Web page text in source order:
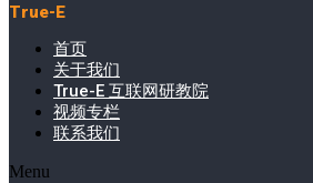
True-E
首页
关于我们
True-E 互联网研教院
视频专栏
联系我们
Menu